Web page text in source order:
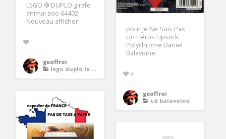
LEGO ® DUPLO girafe
animal zoo 64402
Nouveau afficher
1
geoffroi
lego duplo le zoo
pour Je Ne Suis Pas
Un Héros Lipstick
Polychrome Daniel
Balavoine
4
geoffroi
cd balavoine